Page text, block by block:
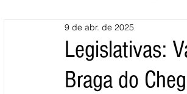
Legislativas:
Braga do
9 de abr. de 2025